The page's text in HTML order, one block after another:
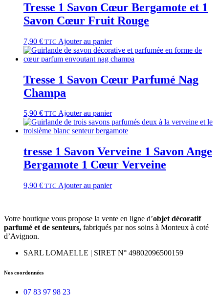
Tresse 1 Savon Cœur Bergamote et 1
Savon Cœur Fruit Rouge
7,90 € TTC Ajouter au panier
Tresse 1 Savon Cœur Parfumé Nag
Champa
5,90 € TTC Ajouter au panier
tresse 1 Savon Verveine 1 Savon Ange
Bergamote 1 Cœur Verveine
9,90 € TTC Ajouter au panier
Votre boutique vous propose la vente en ligne d’objet décoratif
parfumé et de senteurs, fabriqués par nos soins à Monteux à coté
d’Avignon.
SARL LOMAELLE | SIRET N° 49802096500159
Nos coordonnées
07 83 97 98 23